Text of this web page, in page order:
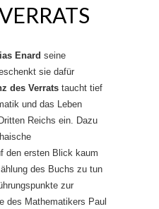
Enard seine
sie dafür
des Verrats taucht tief
und das Leben
Reichs ein. Dazu
den ersten Blick kaum
des Buchs zu tun
zur
des Mathematikers Paul